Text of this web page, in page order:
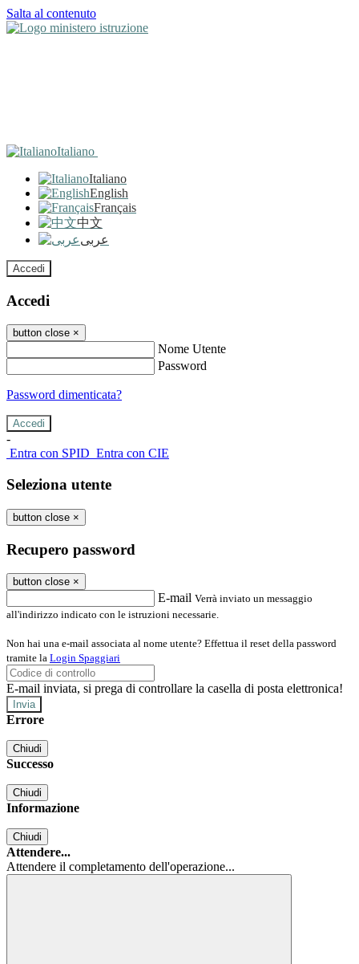
Salta al contenuto
Italiano
Italiano
English
Français
中文
عربى
Accedi
Accedi
button close ×
Nome Utente
Password
Password dimenticata?
-
Entra con SPID Entra con CIE
Seleziona utente
button close ×
Recupero password
button close ×
E-mail Verrà inviato un messaggio
all'indirizzo indicato con le istruzioni necessarie.
Non hai una e-mail associata al nome utente? Effettua il reset della password
tramite la Login Spaggiari
E-mail inviata, si prega di controllare la casella di posta elettronica!
Errore
Chiudi
Successo
Chiudi
Informazione
Chiudi
Attendere...
Attendere il completamento dell'operazione...